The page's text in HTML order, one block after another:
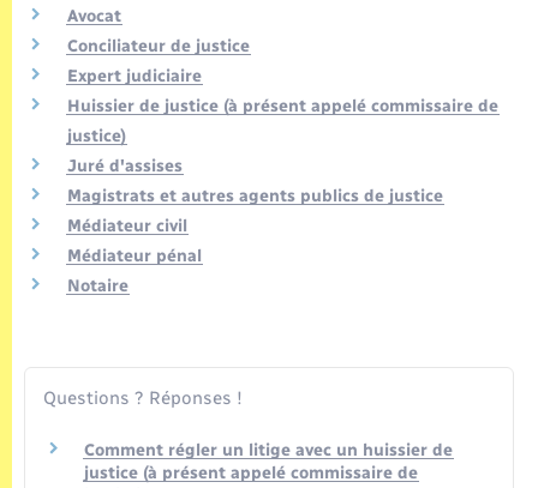
Voirie et espace public
Avocat
Conciliateur de justice
Expert judiciaire
Huissier de justice (à présent appelé commissaire de
justice)
Juré d'assises
Magistrats et autres agents publics de justice
Médiateur civil
Médiateur pénal
Notaire
Questions ? Réponses !
Comment régler un litige avec un huissier de
justice (à présent appelé commissaire de